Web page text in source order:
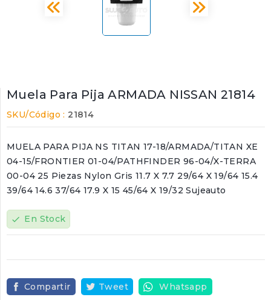
Muela Para Pija ARMADA NISSAN 21814
SKU/Código : 21814
MUELA PARA PIJA NS TITAN 17-18/ARMADA/TITAN XE
04-15/FRONTIER 01-04/PATHFINDER 96-04/X-TERRA
00-04 25 Piezas Nylon Gris 11.7 X 7.7 29/64 X 19/64 15.4
39/64 14.6 37/64 17.9 X 15 45/64 X 19/32 Sujeauto
check En Stock
Compartir Tweet Whatsapp